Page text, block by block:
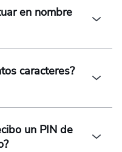
en nombre
caracteres?
un PIN de